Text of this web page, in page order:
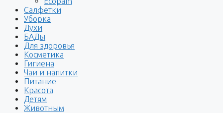
Салфетки
Уборка
Духи
БАДы
Для здоровья
Косметика
Гигиена
Чаи и напитки
Питание
Красота
Детям
Животным